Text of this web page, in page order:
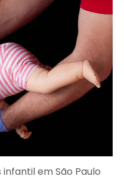
em São Paulo